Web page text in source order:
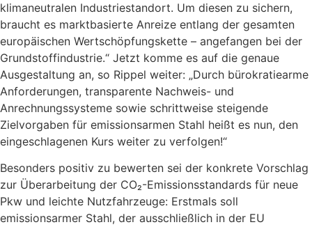
klimaneutralen Industriestandort. Um diesen zu sichern,
braucht es marktbasierte Anreize entlang der gesamten
europäischen Wertschöpfungskette – angefangen bei der
Grundstoffindustrie.“ Jetzt komme es auf die genaue
Ausgestaltung an, so Rippel weiter: „Durch bürokratiearme
Anforderungen, transparente Nachweis- und
Anrechnungssysteme sowie schrittweise steigende
Zielvorgaben für emissionsarmen Stahl heißt es nun, den
eingeschlagenen Kurs weiter zu verfolgen!“
Besonders positiv zu bewerten sei der konkrete Vorschlag
zur Überarbeitung der CO₂-Emissionsstandards für neue
Pkw und leichte Nutzfahrzeuge: Erstmals soll
emissionsarmer Stahl, der ausschließlich in der EU